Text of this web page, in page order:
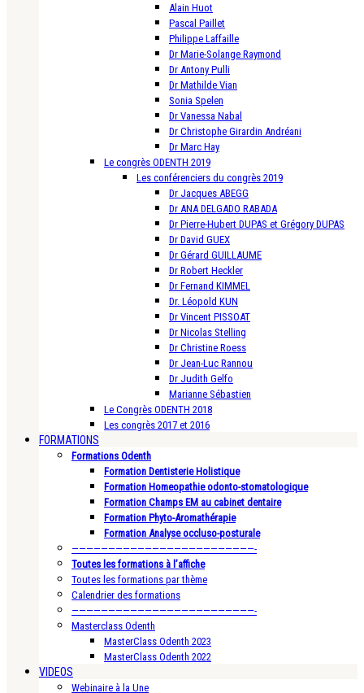
Alain Huot
Pascal Paillet
Philippe Laffaille
Dr Marie-Solange Raymond
Dr Antony Pulli
Dr Mathilde Vian
Sonia Spelen
Dr Vanessa Nabal
Dr Christophe Girardin Andréani
Dr Marc Hay
Le congrès ODENTH 2019
Les conférenciers du congrès 2019
Dr Jacques ABEGG
Dr ANA DELGADO RABADA
Dr Pierre-Hubert DUPAS et Grégory DUPAS
Dr David GUEX
Dr Gérard GUILLAUME
Dr Robert Heckler
Dr Fernand KIMMEL
Dr. Léopold KUN
Dr Vincent PISSOAT
Dr Nicolas Stelling
Dr Christine Roess
Dr Jean-Luc Rannou
Dr Judith Gelfo
Marianne Sébastien
Le Congrès ODENTH 2018
Les congrès 2017 et 2016
FORMATIONS
Formations Odenth
Formation Dentisterie Holistique
Formation Homeopathie odonto-stomatologique
Formation Champs EM au cabinet dentaire
Formation Phyto-Aromathérapie
Formation Analyse occluso-posturale
—————————————————————————-
Toutes les formations à l’affiche
Toutes les formations par thème
Calendrier des formations
—————————————————————————-
Masterclass Odenth
MasterClass Odenth 2023
MasterClass Odenth 2022
VIDEOS
Webinaire à la Une